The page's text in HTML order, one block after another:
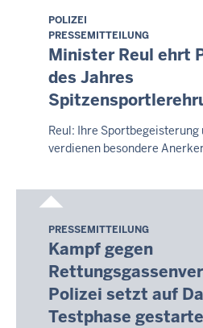
Sonntag,
9.
August
2026
-
14:15
POLIZEI
PRESSEMITTEILUNG
Minister Reul ehrt
des Jahres
Reul: Ihre Sportbegeisterung
verdienen besondere
Sonntag,
9.
August
2026
-
PRESSEMITTEILUNG
Kampf gegen
Polizei setzt auf
Testphase